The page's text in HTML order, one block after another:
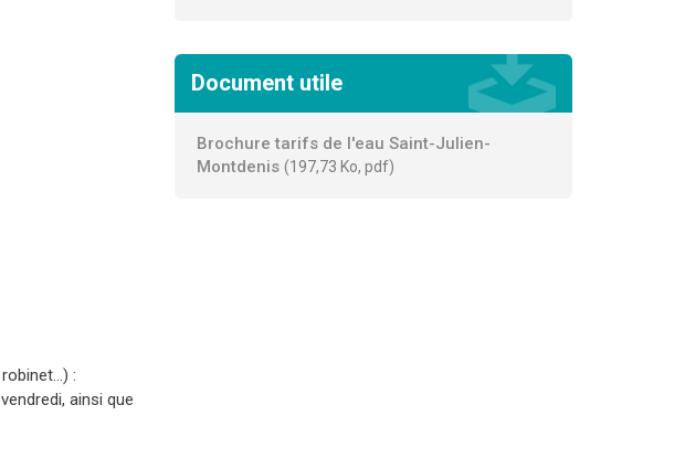
:
ainsi que
Document utile
Brochure tarifs de l'eau Saint-Julien-
Montdenis
197,73 Ko, pdf